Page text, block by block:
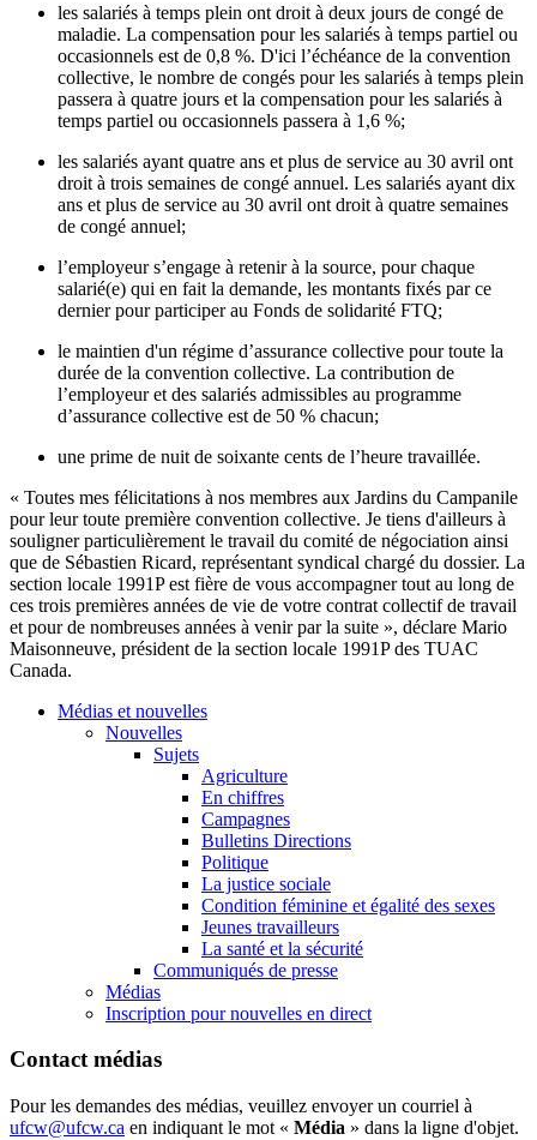
les salariés à temps plein ont droit à deux jours de congé de
maladie. La compensation pour les salariés à temps partiel ou
occasionnels est de 0,8 %. D'ici l’échéance de la convention
collective, le nombre de congés pour les salariés à temps plein
passera à quatre jours et la compensation pour les salariés à
temps partiel ou occasionnels passera à 1,6 %;
les salariés ayant quatre ans et plus de service au 30 avril ont
droit à trois semaines de congé annuel. Les salariés ayant dix
ans et plus de service au 30 avril ont droit à quatre semaines
de congé annuel;
l’employeur s’engage à retenir à la source, pour chaque
salarié(e) qui en fait la demande, les montants fixés par ce
dernier pour participer au Fonds de solidarité FTQ;
le maintien d'un régime d’assurance collective pour toute la
durée de la convention collective. La contribution de
l’employeur et des salariés admissibles au programme
d’assurance collective est de 50 % chacun;
une prime de nuit de soixante cents de l’heure travaillée.
« Toutes mes félicitations à nos membres aux Jardins du Campanile
pour leur toute première convention collective. Je tiens d'ailleurs à
souligner particulièrement le travail du comité de négociation ainsi
que de Sébastien Ricard, représentant syndical chargé du dossier. La
section locale 1991P est fière de vous accompagner tout au long de
ces trois premières années de vie de votre contrat collectif de travail
et pour de nombreuses années à venir par la suite », déclare Mario
Maisonneuve, président de la section locale 1991P des TUAC
Canada.
Médias et nouvelles
Nouvelles
Sujets
Agriculture
En chiffres
Campagnes
Bulletins Directions
Politique
La justice sociale
Condition féminine et égalité des sexes
Jeunes travailleurs
La santé et la sécurité
Communiqués de presse
Médias
Inscription pour nouvelles en direct
Contact médias
Pour les demandes des médias, veuillez envoyer un courriel à
ufcw@ufcw.ca en indiquant le mot « Média » dans la ligne d'objet.